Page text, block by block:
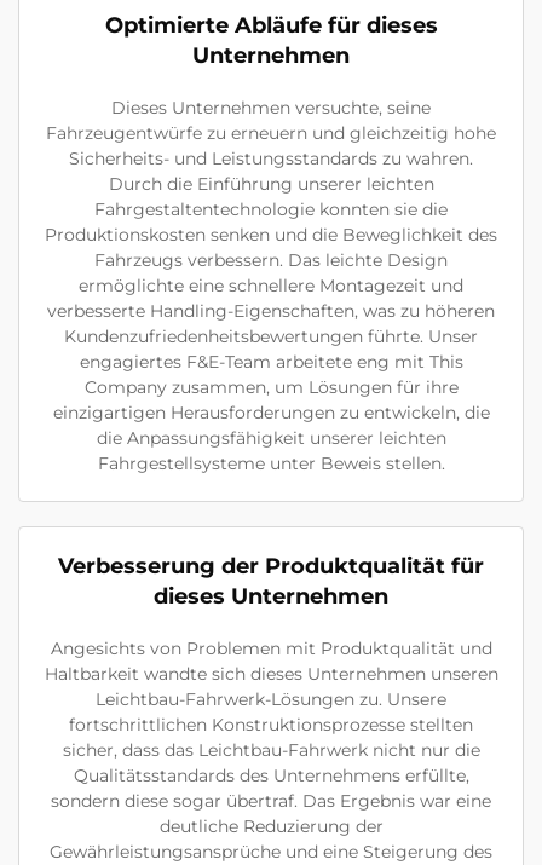
Optimierte Abläufe für dieses
Unternehmen
Dieses Unternehmen versuchte, seine
Fahrzeugentwürfe zu erneuern und gleichzeitig hohe
Sicherheits- und Leistungsstandards zu wahren.
Durch die Einführung unserer leichten
Fahrgestaltentechnologie konnten sie die
Produktionskosten senken und die Beweglichkeit des
Fahrzeugs verbessern. Das leichte Design
ermöglichte eine schnellere Montagezeit und
verbesserte Handling-Eigenschaften, was zu höheren
Kundenzufriedenheitsbewertungen führte. Unser
engagiertes F&E-Team arbeitete eng mit This
Company zusammen, um Lösungen für ihre
einzigartigen Herausforderungen zu entwickeln, die
die Anpassungsfähigkeit unserer leichten
Fahrgestellsysteme unter Beweis stellen.
Verbesserung der Produktqualität für
dieses Unternehmen
Angesichts von Problemen mit Produktqualität und
Haltbarkeit wandte sich dieses Unternehmen unseren
Leichtbau-Fahrwerk-Lösungen zu. Unsere
fortschrittlichen Konstruktionsprozesse stellten
sicher, dass das Leichtbau-Fahrwerk nicht nur die
Qualitätsstandards des Unternehmens erfüllte,
sondern diese sogar übertraf. Das Ergebnis war eine
deutliche Reduzierung der
Gewährleistungsansprüche und eine Steigerung des